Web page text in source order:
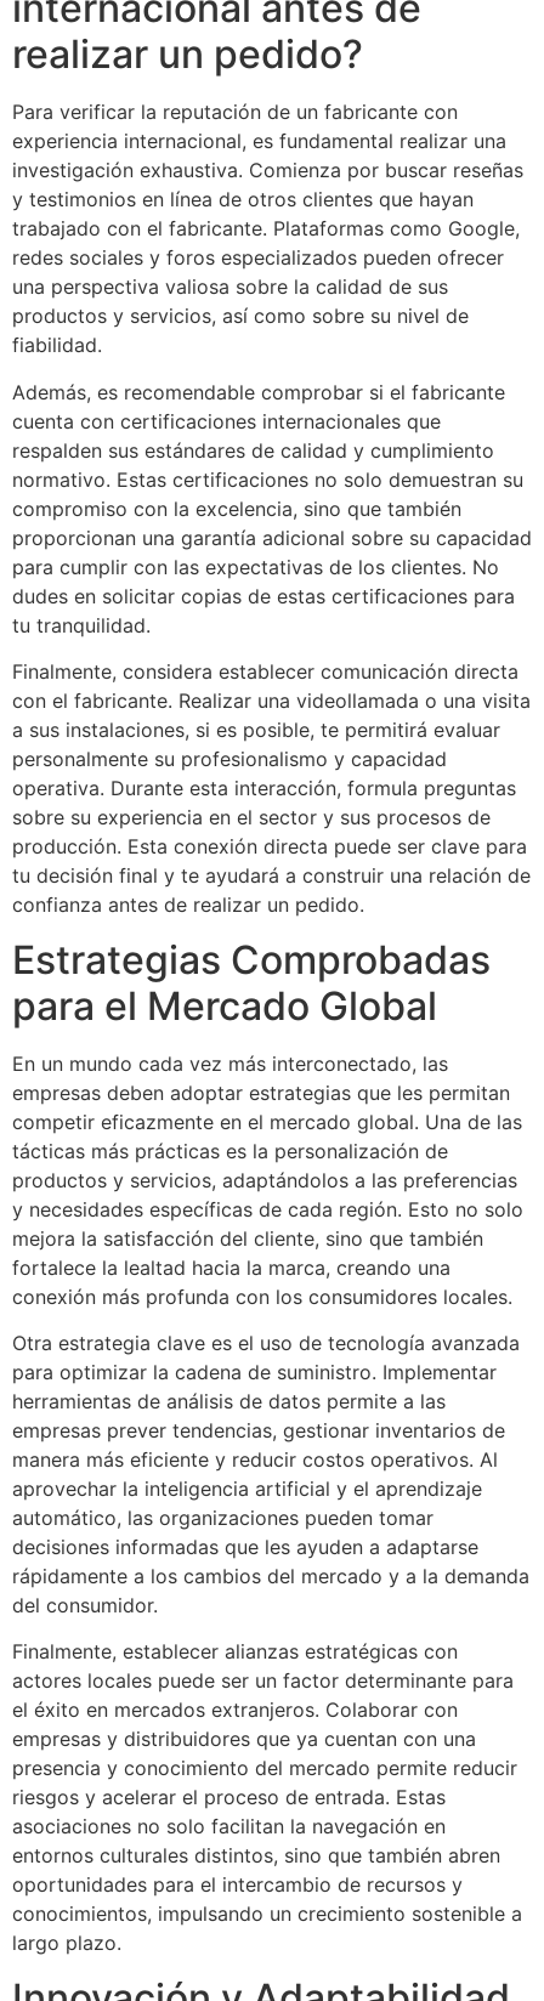
realizar un pedido?
Para verificar la reputación de un fabricante con
experiencia internacional, es fundamental realizar una
investigación exhaustiva. Comienza por buscar reseñas
y testimonios en línea de otros clientes que hayan
trabajado con el fabricante. Plataformas como Google,
redes sociales y foros especializados pueden ofrecer
una perspectiva valiosa sobre la calidad de sus
productos y servicios, así como sobre su nivel de
fiabilidad.
Además, es recomendable comprobar si el fabricante
cuenta con certificaciones internacionales que
respalden sus estándares de calidad y cumplimiento
normativo. Estas certificaciones no solo demuestran su
compromiso con la excelencia, sino que también
proporcionan una garantía adicional sobre su capacidad
para cumplir con las expectativas de los clientes. No
dudes en solicitar copias de estas certificaciones para
tu tranquilidad.
Finalmente, considera establecer comunicación directa
con el fabricante. Realizar una videollamada o una visita
a sus instalaciones, si es posible, te permitirá evaluar
personalmente su profesionalismo y capacidad
operativa. Durante esta interacción, formula preguntas
sobre su experiencia en el sector y sus procesos de
producción. Esta conexión directa puede ser clave para
tu decisión final y te ayudará a construir una relación de
confianza antes de realizar un pedido.
Estrategias Comprobadas
para el Mercado Global
En un mundo cada vez más interconectado, las
empresas deben adoptar estrategias que les permitan
competir eficazmente en el mercado global. Una de las
tácticas más prácticas es la personalización de
productos y servicios, adaptándolos a las preferencias
y necesidades específicas de cada región. Esto no solo
mejora la satisfacción del cliente, sino que también
fortalece la lealtad hacia la marca, creando una
conexión más profunda con los consumidores locales.
Otra estrategia clave es el uso de tecnología avanzada
para optimizar la cadena de suministro. Implementar
herramientas de análisis de datos permite a las
empresas prever tendencias, gestionar inventarios de
manera más eficiente y reducir costos operativos. Al
aprovechar la inteligencia artificial y el aprendizaje
automático, las organizaciones pueden tomar
decisiones informadas que les ayuden a adaptarse
rápidamente a los cambios del mercado y a la demanda
del consumidor.
Finalmente, establecer alianzas estratégicas con
actores locales puede ser un factor determinante para
el éxito en mercados extranjeros. Colaborar con
empresas y distribuidores que ya cuentan con una
presencia y conocimiento del mercado permite reducir
riesgos y acelerar el proceso de entrada. Estas
asociaciones no solo facilitan la navegación en
entornos culturales distintos, sino que también abren
oportunidades para el intercambio de recursos y
conocimientos, impulsando un crecimiento sostenible a
largo plazo.